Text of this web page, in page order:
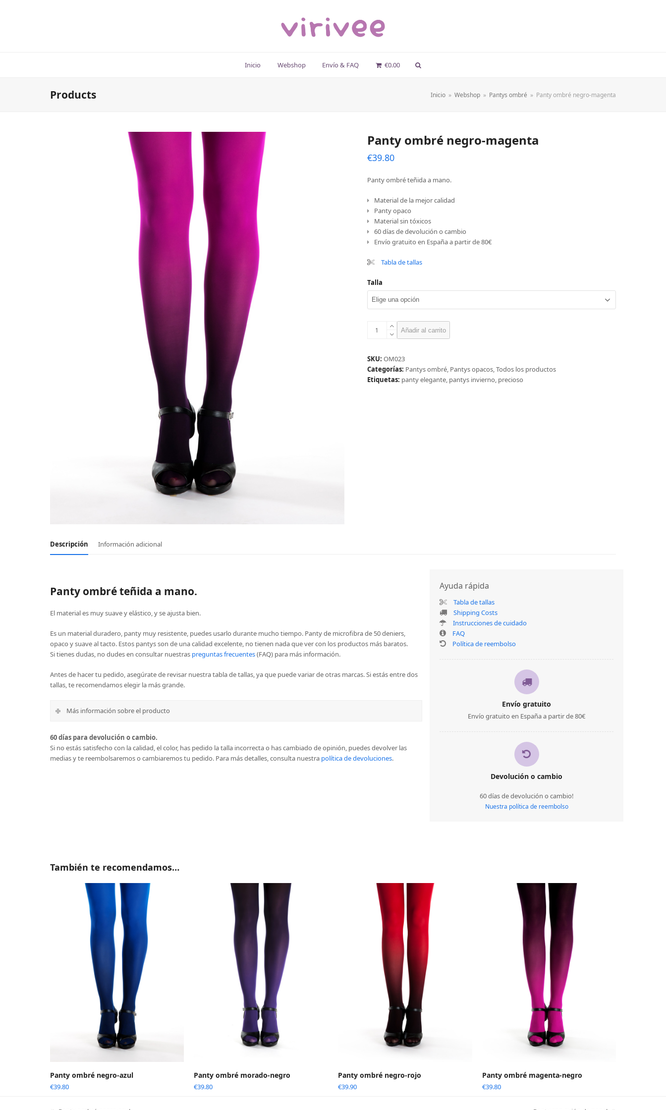
Inicio Webshop Envío & FAQ €0.00
Products Inicio » Webshop » Pantys ombré » Panty ombré negro-magenta
Panty ombré negro-magenta
€39.80
Panty ombré teñida a mano.
Material de la mejor calidad
Panty opaco
Material sin tóxicos
60 días de devolución o cambio
Envío gratuito en España a partir de 80€
Tabla de tallas
Talla
magenta
cantidad
Añadir al carrito
SKU: OM023
Categorías: Pantys ombré, Pantys opacos,Todos los productos
Etiquetas: panty elegante, pantys invierno, precioso
Descripción Información adicional
Panty ombré teñida a mano.
El material es muy suave y elástico, y se ajusta bien.
Es un material duradero, panty muy resistente, puedes usarlo durante mucho tiempo. Panty de microfibra de 50 deniers,
opaco y suave al tacto. Estos pantys son de una calidad excelente, no tienen nada que ver con los productos más baratos.
Si tienes dudas, no dudes en consultar nuestras preguntas frecuentes(FAQ) para más información.
Antes de hacer tu pedido, asegúrate de revisar nuestra tabla de tallas, ya que puede variar de otras marcas. Si estás entre dos
tallas, te recomendamos elegir la más grande.
Más información sobre el producto
60 días para devolución o cambio.
Si no estás satisfecho con la calidad, el color, has pedido la talla incorrecta o has cambiado de opinión, puedes devolver las
medias y te reembolsaremos o cambiaremos tu pedido. Para más detalles, consulta nuestra política de devoluciones.
Ayuda rápida
Tabla de tallas
Shipping Costs
Instrucciones de cuidado
FAQ
Política de reembolso
Envío gratuito
Envío gratuito en España a partir de 80€
Devolución o cambio
60 días de devolución o cambio!
Nuestra política de reembolso
También te recomendamos…
Panty ombré negro-azul
€39.80
Panty ombré morado-negro
€39.80
Panty ombré negro-rojo
€39.90
Panty ombré magenta-negro
€39.80